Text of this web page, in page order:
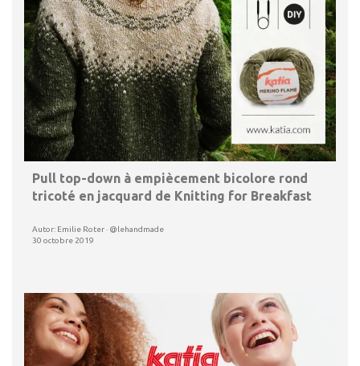
Pull top-down à empiècement bicolore rond
tricoté en jacquard de Knitting for Breakfast
Autor: Emilie Roter · @lehandmade
30 octobre 2019